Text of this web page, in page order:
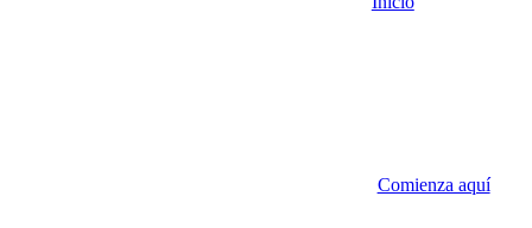
Comienza aquí